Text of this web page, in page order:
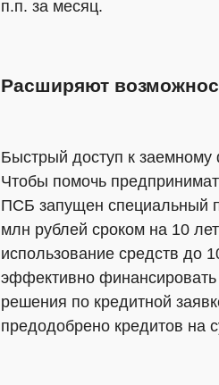
п.п. за месяц.
Расширяют
Быстрый доступ к
Чтобы помочь
ПСБ запущен специальный
млн рублей сроком на 10
использование средств до
эффективно
решения по кредитной
предодобрено кредитов на